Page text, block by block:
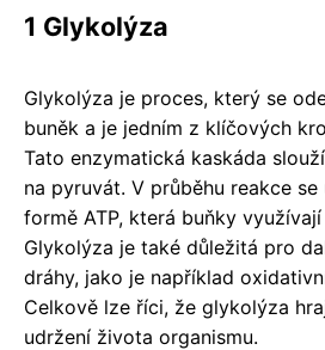
1 Glykolýza
Glykolýza je proces, který se
buněk a je jedním z klíčových
Tato enzymatická kaskáda
na pyruvát. V průběhu reakce
formě ATP, která buňky
Glykolýza je také důležitá pro
dráhy, jako je například
Celkově lze říci, že glykolýza
udržení života organismu.